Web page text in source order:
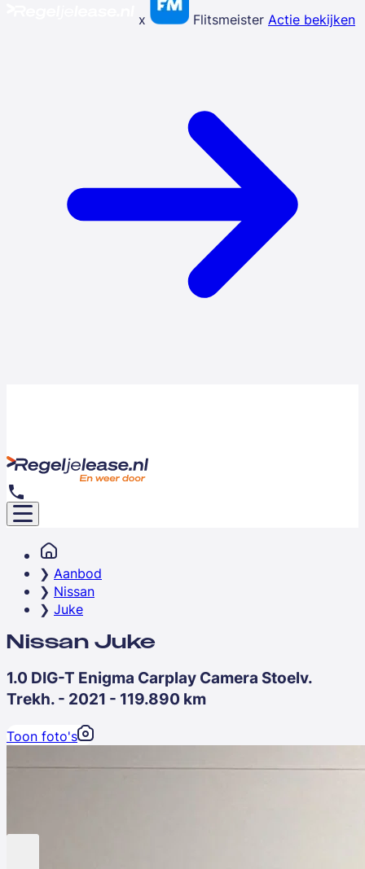
x Flitsmeister Actie bekijken
Aanbod
Nissan
Juke
Nissan Juke
1.0 DIG-T Enigma Carplay Camera Stoelv.
Trekh. - 2021 - 119.890 km
Toon foto's